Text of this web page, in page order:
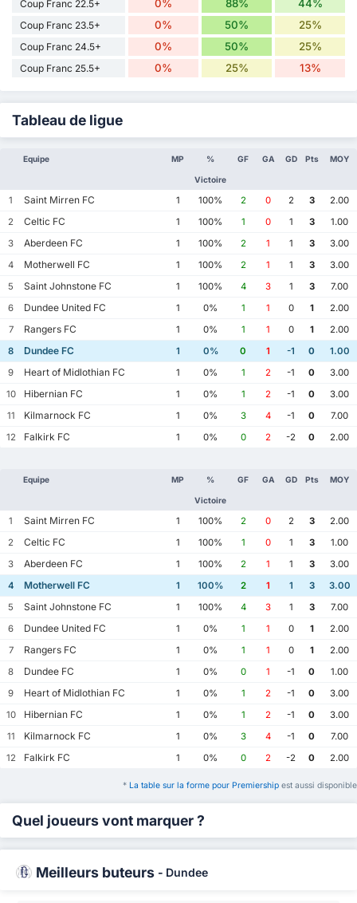
Coup Franc 22.5+ 0% 88% 44%
Coup Franc 23.5+ 0% 50% 25%
Coup Franc 24.5+ 0% 50% 25%
Coup Franc 25.5+ 0% 25% 13%
Tableau de ligue
Equipe MP %
Victoire
GF GA GD Pts MOY
1 Saint Mirren FC 1 100% 2 0 2 3
2.00
2
Celtic FC 1 100% 1 0 1 3
1.00
3
Aberdeen FC 1 100% 2 1 1 3
3.00
4
Motherwell FC 1 100% 2 1 1 3
3.00
5
Saint Johnstone FC 1 100% 4 3 1 3
7.00
6
Dundee United FC 1 0% 1 1 0 1
2.00
7
Rangers FC 1 0% 1 1 0 1
2.00
8
Dundee FC 1 0% 0 1 -1 0
1.00
9
Heart of Midlothian FC 1 0% 1 2 -1 0
3.00
10
Hibernian FC 1 0% 1 2 -1 0
3.00
11
Kilmarnock FC 1 0% 3 4 -1 0
7.00
12
Falkirk FC 1 0% 0 2 -2 0 2.00
Equipe MP %
Victoire
GF GA GD Pts MOY
1 Saint Mirren FC 1 100% 2 0 2 3
2.00
2
Celtic FC 1 100% 1 0 1 3
1.00
3
Aberdeen FC 1 100% 2 1 1 3
3.00
4
Motherwell FC 1 100% 2 1 1 3
3.00
5
Saint Johnstone FC 1 100% 4 3 1 3
7.00
6
Dundee United FC 1 0% 1 1 0 1
2.00
7
Rangers FC 1 0% 1 1 0 1
2.00
8
Dundee FC 1 0% 0 1 -1 0
1.00
9
Heart of Midlothian FC 1 0% 1 2 -1 0
3.00
10
Hibernian FC 1 0% 1 2 -1 0
3.00
11
Kilmarnock FC 1 0% 3 4 -1 0
7.00
12
Falkirk FC 1 0% 0 2 -2 0 2.00
* La table sur la forme pour Premiership est aussi disponible
Quel joueurs vont marquer ?
Meilleurs buteurs - Dundee